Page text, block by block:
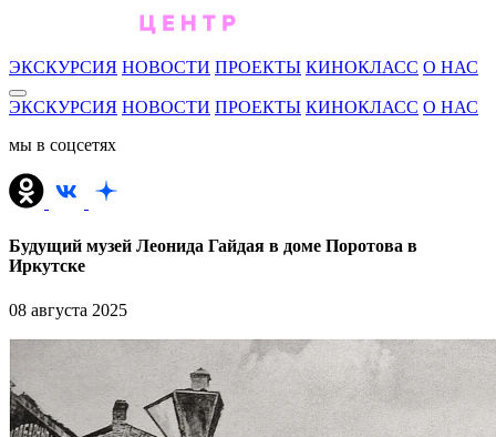
ЭКСКУРСИЯ НОВОСТИ ПРОЕКТЫ КИНОКЛАСС О НАС
ЭКСКУРСИЯ НОВОСТИ ПРОЕКТЫ КИНОКЛАСС О НАС
мы в соцсетях
Будущий музей Леонида Гайдая в доме Поротова в
Иркутске
08 августа 2025